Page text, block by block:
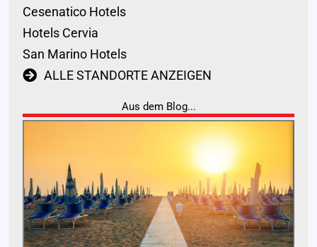
Cesenatico Hotels
Hotels Cervia
San Marino Hotels
ALLE STANDORTE ANZEIGEN
Aus dem Blog...